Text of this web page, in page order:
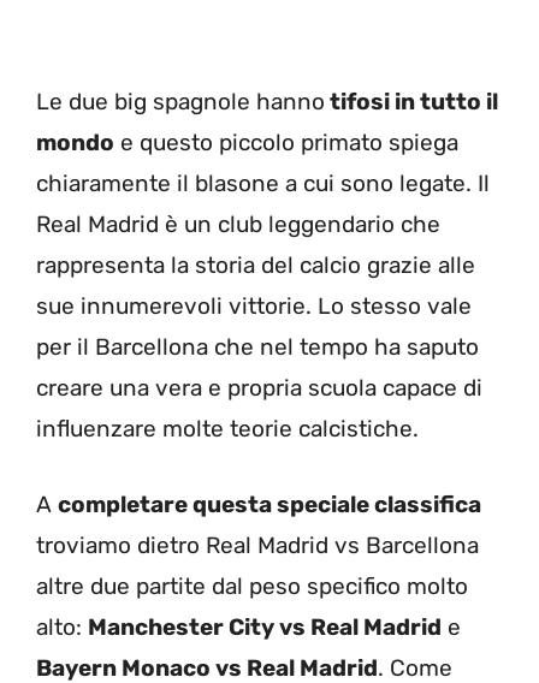
Le due big spagnole hanno tifosi in tutto il
mondo e questo piccolo primato spiega
chiaramente il blasone a cui sono legate. Il
Real Madrid è un club leggendario che
rappresenta la storia del calcio grazie alle
sue innumerevoli vittorie. Lo stesso vale
per il Barcellona che nel tempo ha saputo
creare una vera e propria scuola capace di
influenzare molte teorie calcistiche.
A completare questa speciale classifica
troviamo dietro Real Madrid vs Barcellona
altre due partite dal peso specifico molto
alto: Manchester City vs Real Madrid e
Bayern Monaco vs Real Madrid. Come